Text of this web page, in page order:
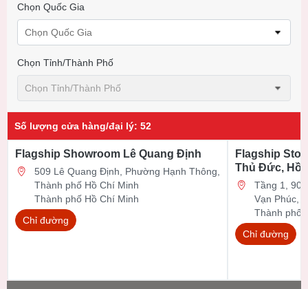
Chọn Quốc Gia
Chọn Quốc Gia
Chọn Tỉnh/thành Phố
Chọn Tỉnh/thành Phố
Số lượng cửa hàng/đại lý: 52
Flagship Showroom Lê Quang Định
509 Lê Quang Định, Phường Hạnh Thông,
Thành phố Hồ Chí Minh
Thành phố Hồ Chí Minh
Chỉ đường
Flagship
Thủ Đức, Hồ
Tầng 1, 90
Vạn Phúc,
Thành phố
Chỉ đường